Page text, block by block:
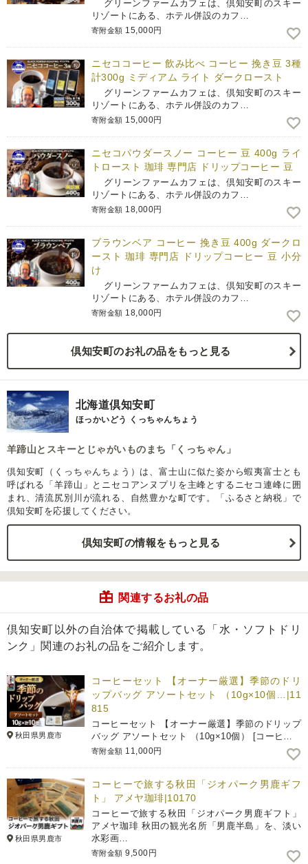
グリーンファームカフェは、倶知安町のスキー
リゾートにある、ホテル併設のカフ…
寄附金額 15,000円
ニセココーヒー 飲み比べ コーヒー 挽き豆 3種
計300g ミディアム ライト ダークロースト
グリーンファームカフェは、倶知安町のスキー
リゾートにある、ホテル併設のカフ…
寄附金額 15,000円
ニセコパウダースノー コーヒー 豆 400g ライ
トロースト 珈琲 専門店 ドリップコーヒー 豆
グリーンファームカフェは、倶知安町のスキー
リゾートにある、ホテル併設のカフ…
寄附金額 18,000円
ブラウンベア コーヒー 挽き豆 400g ダークロ
ースト 珈琲 専門店 ドリップコーヒー 豆 小分
け
グリーンファームカフェは、倶知安町のスキー
リゾートにある、ホテル併設のカフ…
寄附金額 18,000円
倶知安町のお礼の品をもっと見る
北海道倶知安町
ほっかいどう くっちゃんちょう
羊蹄山とスキーとじゃがいものまち「くっちゃん」
倶知安町（くっちゃんちょう）は、富士山に似た姿から蝦夷富士とも
呼ばれる「羊蹄山」とニセコアンヌプリを主峰とするニセコ連峰に囲
まれ、清流尻別川が流れる、自然豊かな町です。「ふるさと納税」で
倶知安町を応援してください。
倶知安町の情報をもっと見る
関連するお礼の品
倶知安町以外の自治体で掲載している「水・ソフトドリ
ンク」関連のお礼の品をご紹介します。
秋田県男鹿市
コーヒーセット 【オーナー厳選】季節のドリ
ップバッグ アソートセット （10g×10個…|11
815
コーヒーセット 【オーナー厳選】季節のドリップ
バッグ アソートセット （10g×10個） [コーヒ…
寄附金額 11,000円
秋田県男鹿市
コーヒーで旅する秋田「ジオパーク男鹿ギフ
ト」 アメヤ珈琲|10170
コーヒーで旅する秋田「ジオパーク男鹿ギフト」
アメヤ珈琲 秋田の観光名所「男鹿半島」を、淡い
水彩画…
寄附金額 9,500円